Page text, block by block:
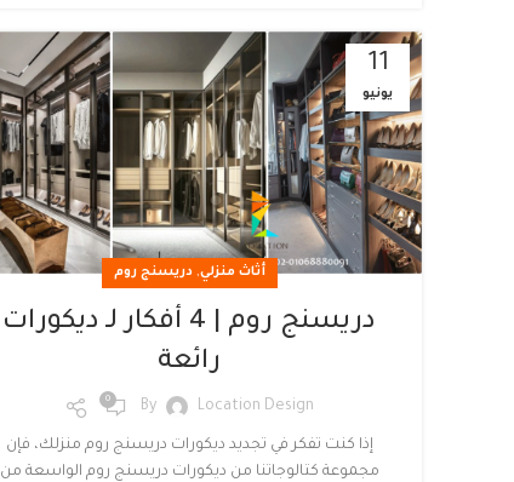
11
يونيو
أثاث منزلي, دريسنج روم
دريسنج روم | 4 أفكار لـ ديكورات
رائعة
By Location Design
0
إذا كنت تفكر في تجديد ديكورات دريسنج روم منزلك، فإن
مجموعة كتالوجاتنا من ديكورات دريسنج روم الواسعة من